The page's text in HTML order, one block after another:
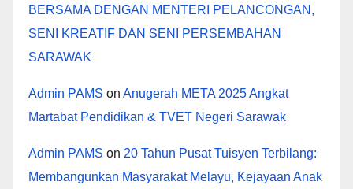
BERSAMA DENGAN MENTERI PELANCONGAN,
SENI KREATIF DAN SENI PERSEMBAHAN
SARAWAK
Admin PAMS on Anugerah META 2025 Angkat
Martabat Pendidikan & TVET Negeri Sarawak
Admin PAMS on 20 Tahun Pusat Tuisyen Terbilang:
Membangunkan Masyarakat Melayu, Kejayaan Anak